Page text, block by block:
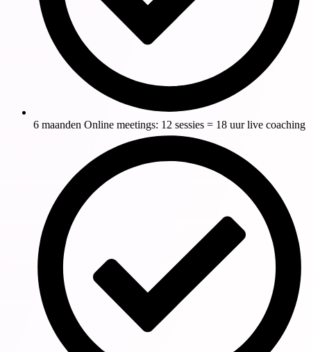
6 maanden Online meetings: 12 sessies = 18 uur live coaching